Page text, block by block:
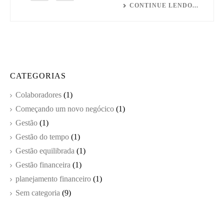
CONTINUE LENDO...
CATEGORIAS
Colaboradores (1)
Começando um novo negócico (1)
Gestão (1)
Gestão do tempo (1)
Gestão equilibrada (1)
Gestão financeira (1)
planejamento financeiro (1)
Sem categoria (9)